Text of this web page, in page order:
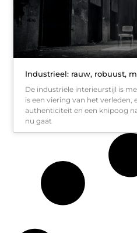
Industrieel: rauw, robuust,
De industriële interieurstijl is
is een viering van het verleden,
authenticiteit en een knipoog
nu gaat